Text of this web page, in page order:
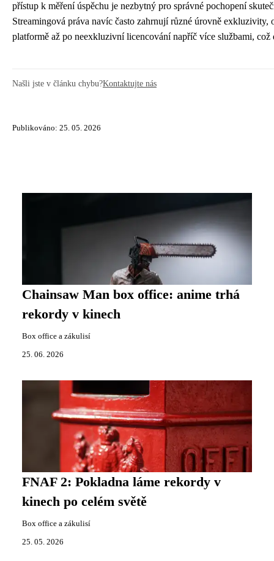
přístup k měření úspěchu je nezbytný pro správné pochopení
Streamingová práva navíc často zahrnují různé úrovně
platformě až po neexkluzivní licencování napříč více službami,
Našli jste v článku chybu?Kontaktujte nás
Publikováno: 25. 05. 2026
Chainsaw Man box office: anime trhá
rekordy v kinech
Box office a zákulisí
25. 06. 2026
FNAF 2: Pokladna láme rekordy v
kinech po celém světě
Box office a zákulisí
25. 05. 2026